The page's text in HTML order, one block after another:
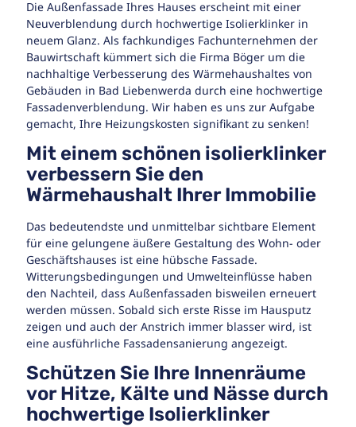
Die Außenfassade Ihres Hauses erscheint mit einer
Neuverblendung durch hochwertige Isolierklinker in
neuem Glanz. Als fachkundiges Fachunternehmen der
Bauwirtschaft kümmert sich die Firma Böger um die
nachhaltige Verbesserung des Wärmehaushaltes von
Gebäuden in Bad Liebenwerda durch eine hochwertige
Fassadenverblendung. Wir haben es uns zur Aufgabe
gemacht, Ihre Heizungskosten signifikant zu senken!
Mit einem schönen isolierklinker
verbessern Sie den
Wärmehaushalt Ihrer Immobilie
Das bedeutendste und unmittelbar sichtbare Element
für eine gelungene äußere Gestaltung des Wohn- oder
Geschäftshauses ist eine hübsche Fassade.
Witterungsbedingungen und Umwelteinflüsse haben
den Nachteil, dass Außenfassaden bisweilen erneuert
werden müssen. Sobald sich erste Risse im Hausputz
zeigen und auch der Anstrich immer blasser wird, ist
eine ausführliche Fassadensanierung angezeigt.
Schützen Sie Ihre Innenräume
vor Hitze, Kälte und Nässe durch
hochwertige Isolierklinker